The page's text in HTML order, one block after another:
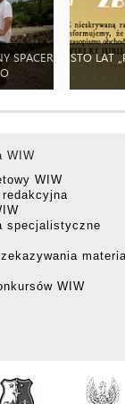
SPACER
STO LAT
WIW
WIW
redakcyjna
specjalistyczne
WIW